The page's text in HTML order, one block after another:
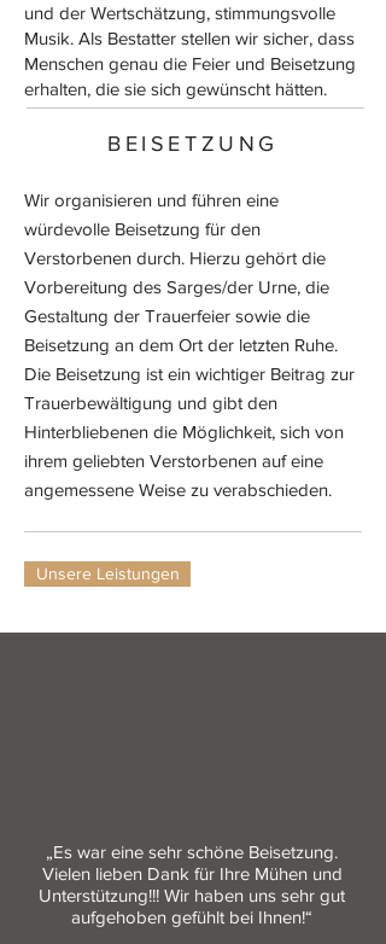
und der Wertschätzung, stimmungsvolle
Musik. Als Bestatter stellen wir sicher, dass
Menschen genau die Feier und Beisetzung
erhalten, die sie sich gewünscht hätten.
BEISETZUNG
Wir organisieren und führen eine
würdevolle Beisetzung für den
Verstorbenen durch. Hierzu gehört die
Vorbereitung des Sarges/der Urne, die
Gestaltung der Trauerfeier sowie die
Beisetzung an dem Ort der letzten Ruhe.
Die Beisetzung ist ein wichtiger Beitrag zur
Trauerbewältigung und gibt den
Hinterbliebenen die Möglichkeit, sich von
ihrem geliebten Verstorbenen auf eine
angemessene Weise zu verabschieden.
Unsere Leistungen
„Es war eine sehr schöne Beisetzung.
Vielen lieben Dank für Ihre Mühen und
Unterstützung!!! Wir haben uns sehr gut
aufgehoben gefühlt bei Ihnen!“